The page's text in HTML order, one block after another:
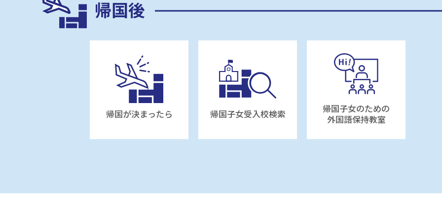
帰国後
帰国が決まったら 帰国子女受入校検索
帰国子女のための
外国語保持教室